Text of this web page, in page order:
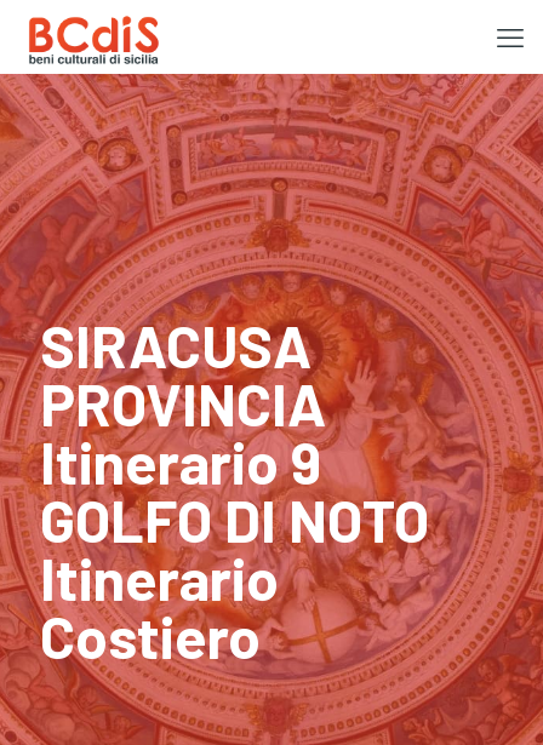
SIRACUSA
PROVINCIA
Itinerario 9
GOLFO DI NOTO
Itinerario
Costiero